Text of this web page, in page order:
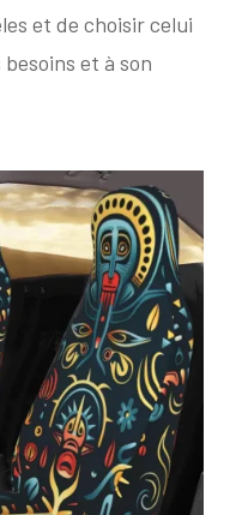
et de choisir celui
et à son